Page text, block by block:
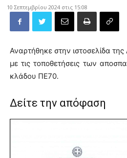
10 Σεπτεμβρίου 2024 στις 15:08
Αναρτήθηκε στην ιστοσελίδα
με τις τοποθετήσεις των
κλάδου ΠΕ70.
Δείτε την απόφαση